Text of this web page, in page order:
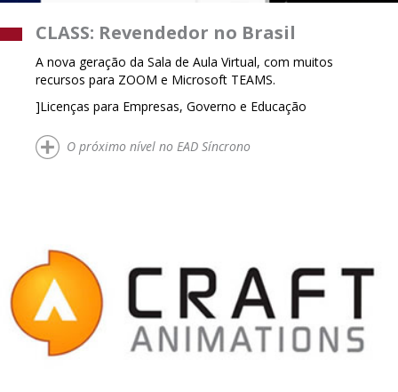
CLASS: Revendedor no Brasil
A nova geração da Sala de Aula Virtual, com muitos
recursos para ZOOM e Microsoft TEAMS.
]Licenças para Empresas, Governo e Educação
O próximo nível no EAD Síncrono